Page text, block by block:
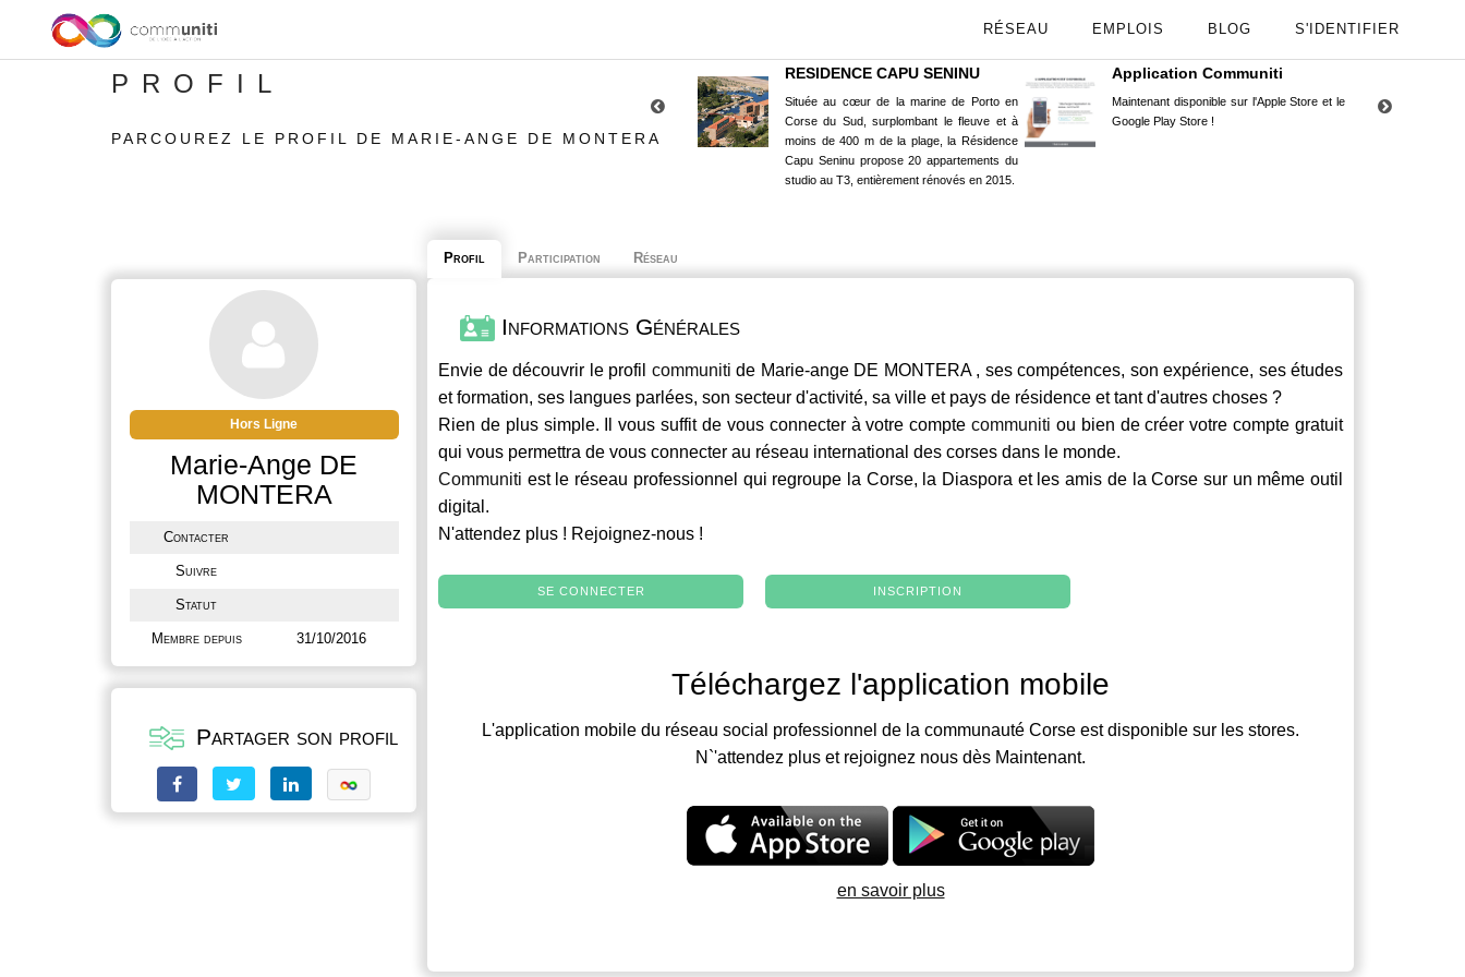
RÉSEAU EMPLOIS BLOG S'IDENTIFIER
PROFIL
PARCOUREZ LE PROFIL DE MARIE-ANGE DE MONTERA
RESIDENCE CAPU SENINU
Située au cœur de la marine de Porto en
Corse du Sud, surplombant le fleuve et à
moins de 400 m de la plage, la Résidence
Capu Seninu propose 20 appartements du
studio au T3, entièrement rénovés en 2015.
Application Communiti
Maintenant disponible sur l'Apple Store et le
Google Play Store !
Hors Ligne
Marie-Ange DE
MONTERA
Contacter
Suivre
Statut
Membre depuis 31/10/2016
Partager son profil
Profil Participation Réseau
Informations Générales
Envie de découvrir le profil communiti de Marie-ange DE MONTERA , ses compétences, son expérience, ses études
et formation, ses langues parlées, son secteur d'activité, sa ville et pays de résidence et tant d'autres choses ?
Rien de plus simple. Il vous suffit de vous connecter à votre comptecommuniti ou bien de créer votre compte gratuit
qui vous permettra de vous connecter au réseau international des corses dans le monde.
Communiti est le réseau professionnel qui regroupe la Corse, la Diaspora et les amis de la Corse sur un même outil
digital.
N'attendez plus ! Rejoignez-nous !
SE CONNECTER INSCRIPTION
Téléchargez l'application mobile
L'application mobile du réseau social professionnel de la communauté Corse est disponible sur les stores.
N`'attendez plus et rejoignez nous dès Maintenant.
en savoir plus